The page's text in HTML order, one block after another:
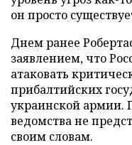
он просто
Днем ранее
заявлением, что
атаковать
прибалтийских
украинской армии.
ведомства не
своим словам.